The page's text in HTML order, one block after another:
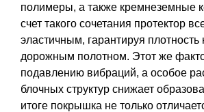
полимеры, а также кремнеземные
счет такого сочетания протектор
эластичным, гарантируя плотность
дорожным полотном. Этот же
подавлению вибраций, а особое
блочных структур снижает
итоге покрышка не только